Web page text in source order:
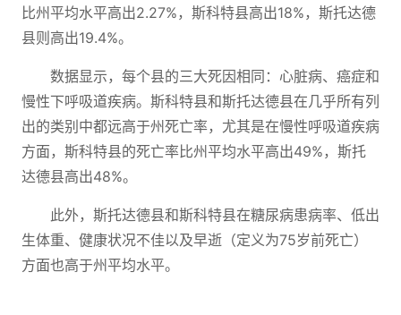
比州平均水平高出2.27%，斯科特县高出18%，斯托达德
县则高出19.4%。
数据显示，每个县的三大死因相同：心脏病、癌症和
慢性下呼吸道疾病。斯科特县和斯托达德县在几乎所有列
出的类别中都远高于州死亡率，尤其是在慢性呼吸道疾病
方面，斯科特县的死亡率比州平均水平高出49%，斯托
达德县高出48%。
此外，斯托达德县和斯科特县在糖尿病患病率、低出
生体重、健康状况不佳以及早逝（定义为75岁前死亡）
方面也高于州平均水平。